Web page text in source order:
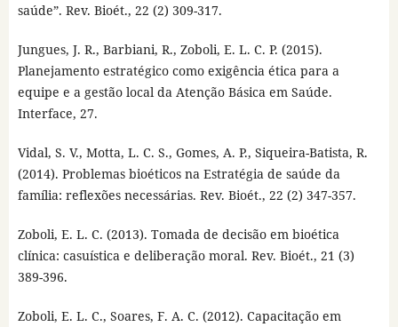
saúde”. Rev. Bioét., 22 (2) 309-317.
Jungues, J. R., Barbiani, R., Zoboli, E. L. C. P. (2015).
Planejamento estratégico como exigência ética para a
equipe e a gestão local da Atenção Básica em Saúde.
Interface, 27.
Vidal, S. V., Motta, L. C. S., Gomes, A. P., Siqueira-Batista, R.
(2014). Problemas bioéticos na Estratégia de saúde da
família: reflexões necessárias. Rev. Bioét., 22 (2) 347-357.
Zoboli, E. L. C. (2013). Tomada de decisão em bioética
clínica: casuística e deliberação moral. Rev. Bioét., 21 (3)
389-396.
Zoboli, E. L. C., Soares, F. A. C. (2012). Capacitação em